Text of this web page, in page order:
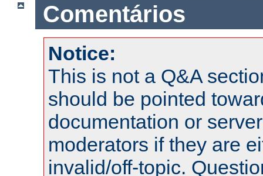
Comentários
Notice:
This is not a Q&A
should be pointed
documentation or
moderators if they are
invalid/off-topic.